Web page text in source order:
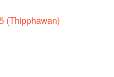
(Thipphawan)